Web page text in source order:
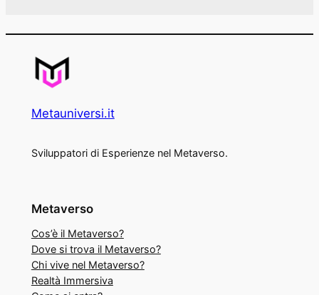
Metauniversi.it
Sviluppatori di Esperienze nel Metaverso.
Metaverso
Cos’è il Metaverso?
Dove si trova il Metaverso?
Chi vive nel Metaverso?
Realtà Immersiva